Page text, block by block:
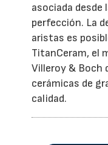
asociada desde
perfección. La
aristas es
TitanCeram, el
Villeroy & Boch
cerámicas de
calidad.